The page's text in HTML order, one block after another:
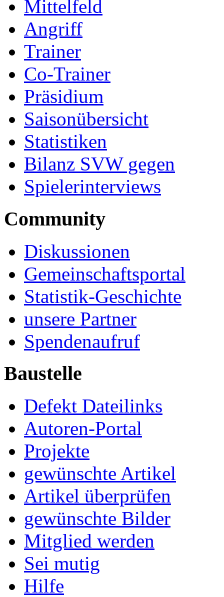
Mittelfeld
Angriff
Trainer
Co-Trainer
Präsidium
Saisonübersicht
Statistiken
Bilanz SVW gegen
Spielerinterviews
Community
Diskussionen
Gemeinschaftsportal
Statistik-Geschichte
unsere Partner
Spendenaufruf
Baustelle
Defekt Dateilinks
Autoren-Portal
Projekte
gewünschte Artikel
Artikel überprüfen
gewünschte Bilder
Mitglied werden
Sei mutig
Hilfe